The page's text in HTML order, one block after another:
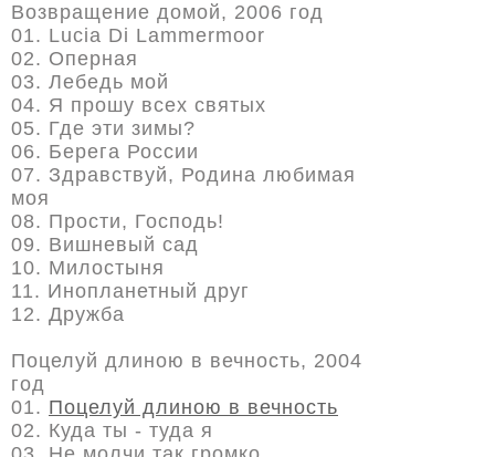
Возвращение домой, 2006 год
01. Lucia Di Lammermoor
02. Оперная
03. Лебедь мой
04. Я прошу всех святых
05. Где эти зимы?
06. Берега России
07. Здравствуй, Родина любимая
моя
08. Прости, Господь!
09. Вишневый сад
10. Милостыня
11. Инопланетный друг
12. Дружба
Поцелуй длиною в вечность, 2004
год
01. Поцелуй длиною в вечность
02. Куда ты - туда я